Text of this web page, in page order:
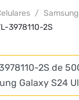
Samsung
3978110-2S